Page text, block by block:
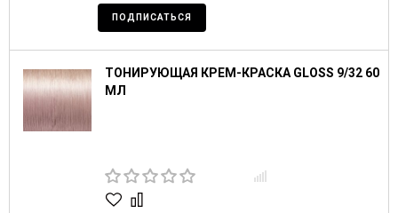
ПОДПИСАТЬСЯ
ТОНИРУЮЩАЯ КРЕМ-КРАСКА GLOSS 9/32 60
МЛ